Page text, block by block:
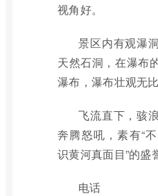
视角好。
景区内有观瀑
天然石洞，在瀑布
瀑布，瀑布壮观无比
飞流直下，骇
奔腾怒吼，素有“
识黄河真面目”的盛
电话